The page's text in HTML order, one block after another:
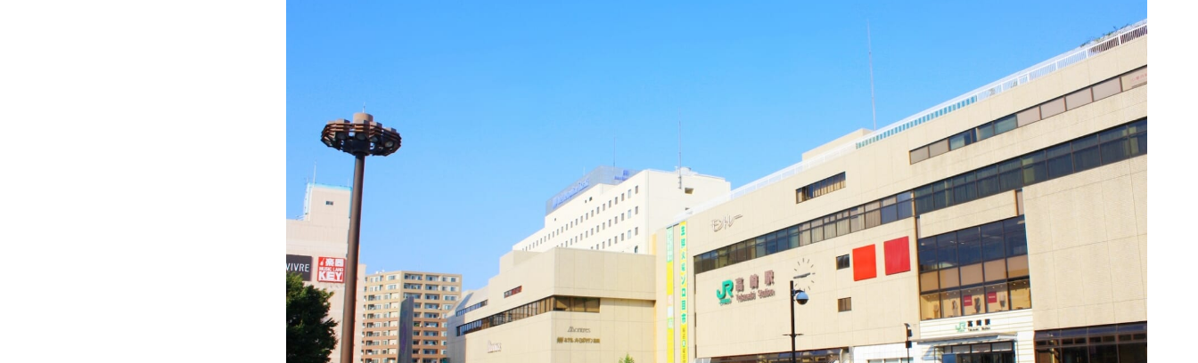
【16:15】高崎駅｜お土産購入・解散
旅サラダで取材した群馬のおすすめ観光スポット
1. 吹割の滝
2. 四万温泉
3. 奥四万湖
4. 道の駅 川場田園プラザ